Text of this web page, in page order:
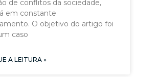
de conflitos da sociedade,
em constante
O objetivo do artigo foi
caso
A LEITURA »